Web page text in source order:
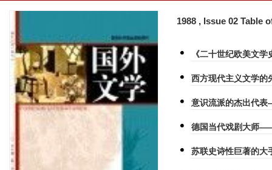
1988 , Issue 02 Table
《二十世纪欧美文学
西方现代主义文学
意识流派的杰出代
德国当代戏剧大师
苏联史诗性巨著的